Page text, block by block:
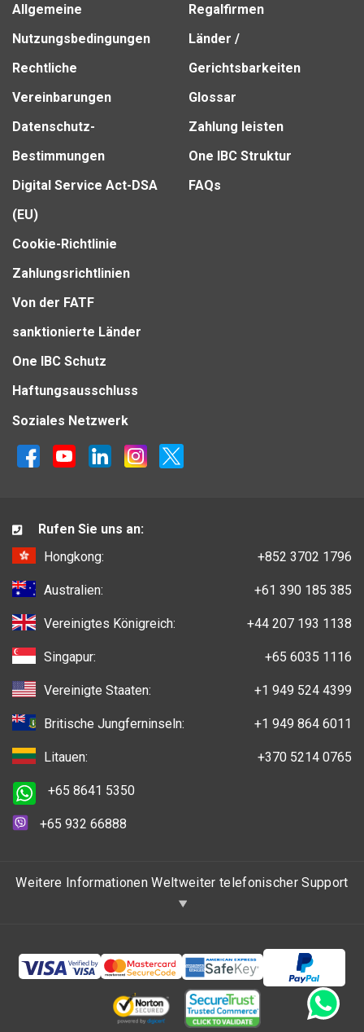
Allgemeine
Nutzungsbedingungen
Rechtliche
Vereinbarungen
Datenschutz-
Bestimmungen
Digital Service Act-DSA
(EU)
Cookie-Richtlinie
Zahlungsrichtlinien
Von der FATF
sanktionierte Länder
One IBC Schutz
Haftungsausschluss
Regalfirmen
Länder /
Gerichtsbarkeiten
Glossar
Zahlung leisten
One IBC Struktur
FAQs
Soziales Netzwerk
Rufen Sie uns an:
Hongkong:
+852 3702 1796
Australien: +61 390 185 385
Vereinigtes Königreich: +44 207 193 1138
Singapur: +65 6035 1116
Vereinigte Staaten: +1 949 524 4399
Britische Jungferninseln: +1 949 864 6011
Litauen: +370 5214 0765
+65 8641 5350
+65 932 66888
Weitere Informationen Weltweiter telefonischer Support